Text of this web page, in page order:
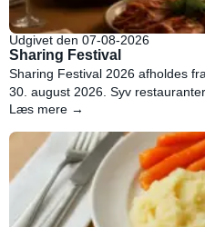
Udgivet den 07-08-2026
Sharing Festival
Sharing Festival 2026 afholdes
30. august 2026. Syv restauranter
Læs mere →